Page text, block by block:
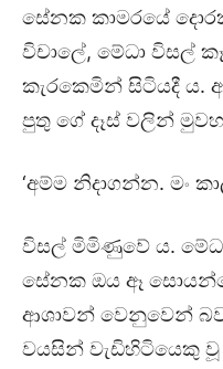
සේනක කාමරයේ
විචාලේ, මේධා විසල්
කැරකෙමින් සිටියදී ය.
පුතු ගේ දෑස් වලින්
‘අම්ම නිදාගන්න. මං
විසල් මිමිණුවේ ය.
සේනක ඔය ඈ
ආශාවන් වෙනුවෙන්
වයසින් වැඩිහිටියෙකු